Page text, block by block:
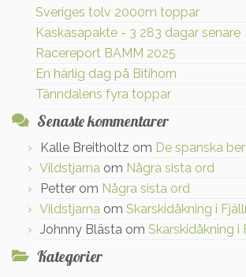
Sveriges tolv 2000m toppar
Kaskasapakte - 3 283 dagar senare
Racereport BAMM 2025
En härlig dag på Bitihorn
Tänndalens fyra toppar
Senaste kommentarer
Kalle Breitholtz om De spanska
Vildstjarna om Några sista ord
Petter om Några sista ord
Vildstjarna om Skarskidåkning i
Johnny Blästa om Skarskidåkning i
Kategorier